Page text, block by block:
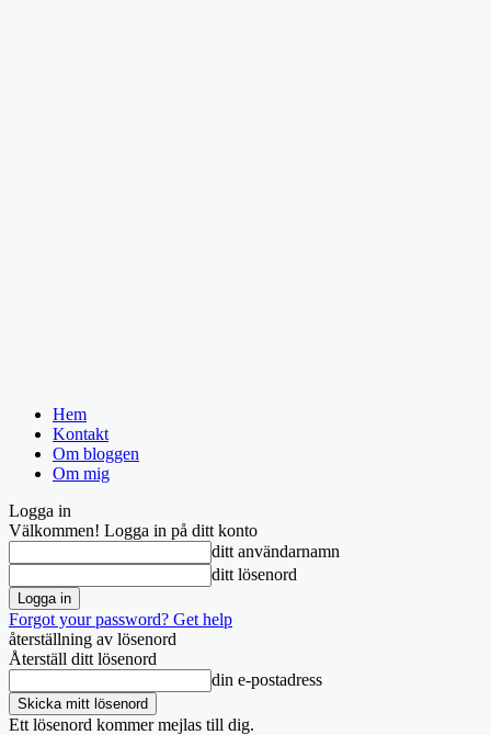
Hem
Kontakt
Om bloggen
Om mig
Logga in
Välkommen! Logga in på ditt konto
ditt användarnamn
ditt lösenord
Forgot your password? Get help
återställning av lösenord
Återställ ditt lösenord
din e-postadress
Ett lösenord kommer mejlas till dig.